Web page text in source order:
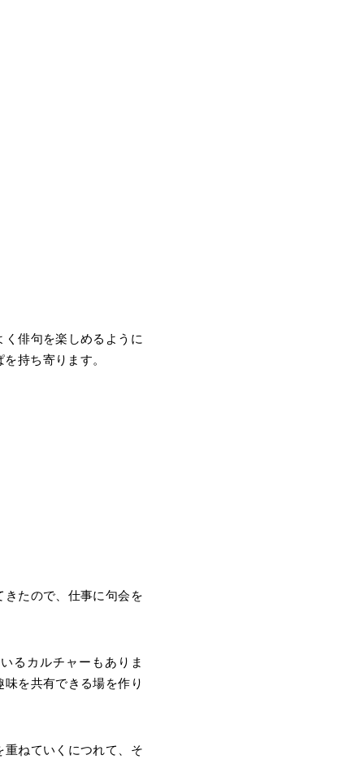
俳句を楽しめるように
持ち寄ります。
たので、仕事に句会を
るカルチャーもありま
を共有できる場を作り
ねていくにつれて、そ